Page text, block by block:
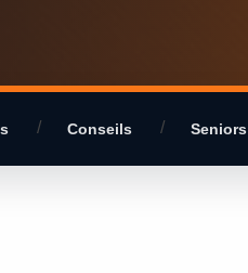
Conseils Seniors